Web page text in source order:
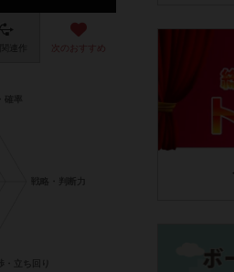
作 次のおすすめ